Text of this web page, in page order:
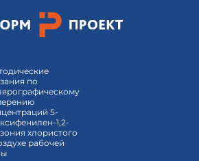
по
5-
1,2-
хлористого
рабочей